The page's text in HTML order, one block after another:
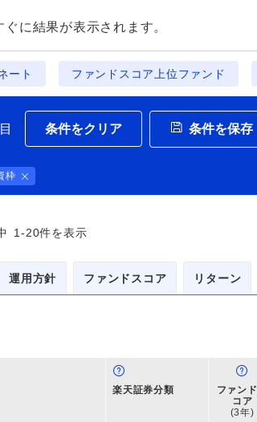
に結果が表示されます。
ート ファンドスコア上位ファンド
条件をクリア 条件を保存
枠
1-20件を表示
運用方針 ファンドスコア リターン
楽天証券分類
ファン
コア
(3年)